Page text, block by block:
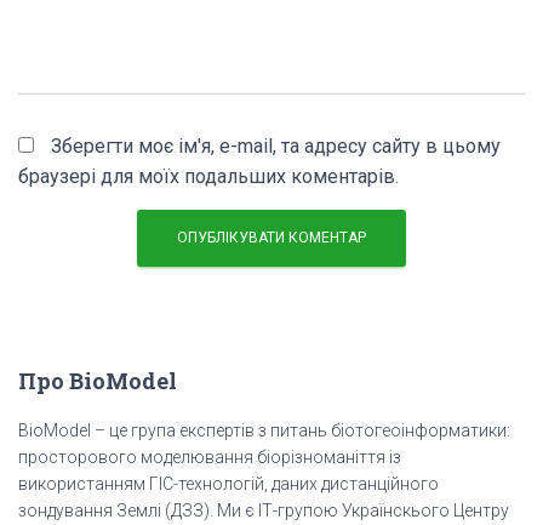
Зберегти моє ім'я, e-mail, та адресу сайту в цьому
браузері для моїх подальших коментарів.
Про BioModel
BioModel – це група експертів з питань біотогеоінформатики:
просторового моделювання біорізноманіття із
використанням ГІС-технологій, даних дистанційного
зондування Землі (ДЗЗ). Ми є ІТ-групою Українскього Центру